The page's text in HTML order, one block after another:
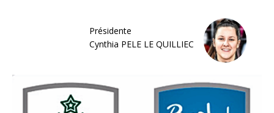
Présidente
Cynthia PELE LE QUILLIEC